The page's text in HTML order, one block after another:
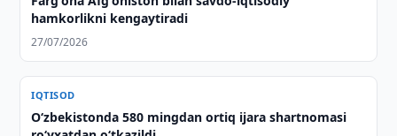
hamkorlikni kengaytiradi
27/07/2026
IQTISOD
O‘zbekistonda 580 mingdan ortiq ijara shartnomasi